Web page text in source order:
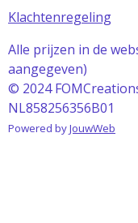
Klachtenregeling
Alle prijzen in de
aangegeven)
© 2024
NL858256356B01
Powered byJouwWeb